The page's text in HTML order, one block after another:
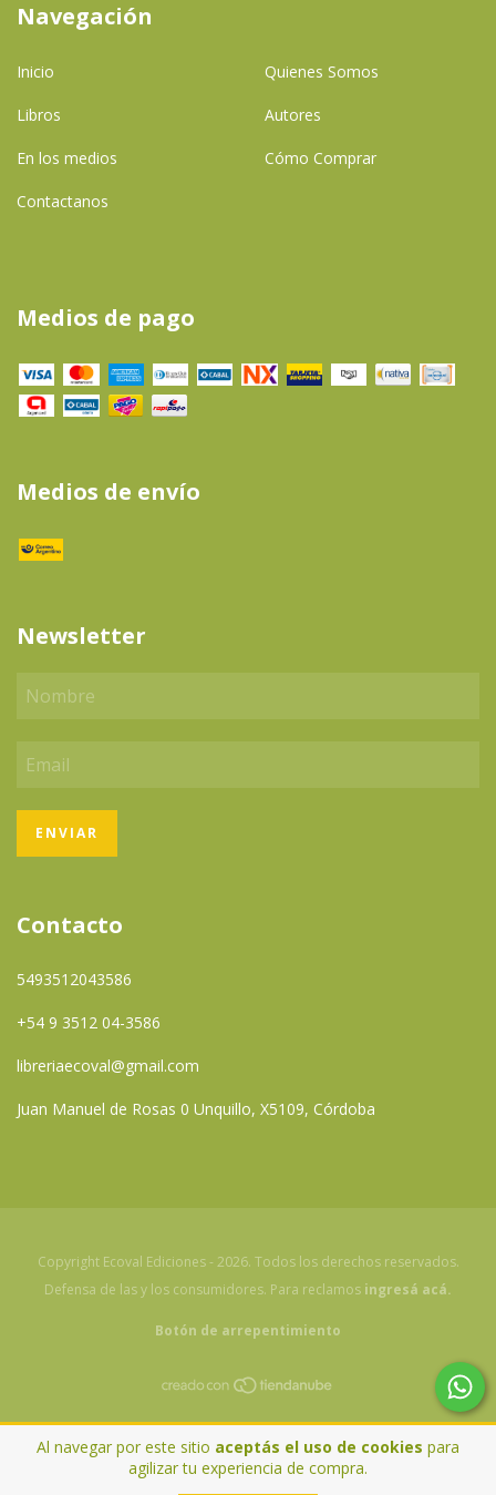
Al navegar por este sitio aceptás el uso de cookies para
agilizar tu experiencia de compra.
Navegación
Inicio Quienes Somos
Libros Autores
En los medios Cómo Comprar
Contactanos
Medios de pago
Medios de envío
Newsletter
Contacto
5493512043586
+54 9 3512 04-3586
libreriaecoval@gmail.com
Juan Manuel de Rosas 0 Unquillo, X5109, Córdoba
Copyright Ecoval Ediciones - 2026. Todos los derechos reservados.
Defensa de las y los consumidores. Para reclamos ingresá acá.
Botón de arrepentimiento